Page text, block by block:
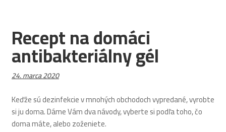
Recept na domáci
antibakteriálny gél
Publikované:
24. marca 2020
Keďže sú dezinfekcie v mnohých obchodoch vypredané, vyrobte
si ju doma. Dáme Vám dva návody, vyberte si podľa toho, čo
doma máte, alebo zoženiete.